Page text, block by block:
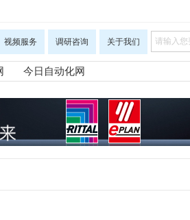
视频服务 调研咨询 关于我们
今日自动化网